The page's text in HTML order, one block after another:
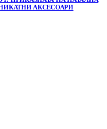
АКСЕСОАРИ